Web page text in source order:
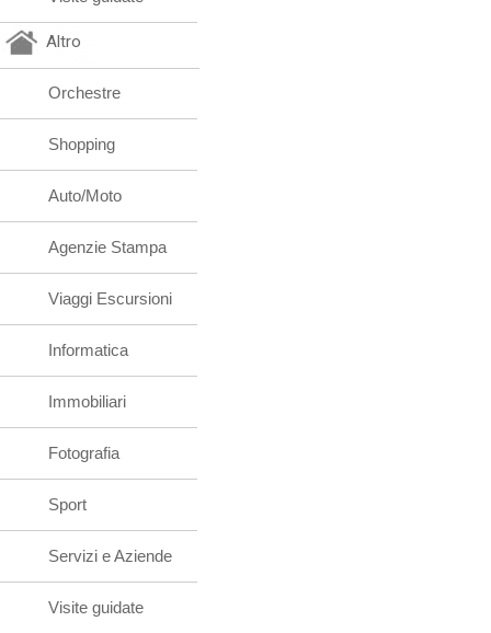
Altro
Orchestre
Shopping
Auto/Moto
Agenzie Stampa
Viaggi Escursioni
Informatica
Immobiliari
Fotografia
Sport
Servizi e Aziende
Visite guidate